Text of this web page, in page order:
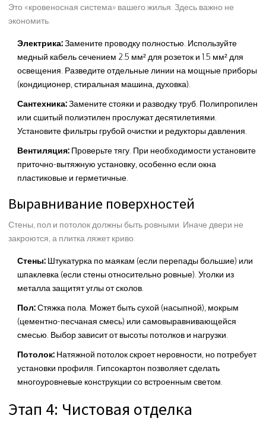
Это «кровеносная система» вашего жилья. Здесь важно не
экономить.
Электрика:Замените проводку полностью. Используйте
медный кабель сечением 2.5 мм² для розеток и 1.5 мм² для
освещения. Разведите отдельные линии на мощные приборы
(кондиционер, стиральная машина, духовка).
Сантехника:Замените стояки и разводку труб. Полипропилен
или сшитый полиэтилен прослужат десятилетиями.
Установите фильтры грубой очистки и редукторы давления.
Вентиляция: Проверьте тягу. При необходимости установите
приточно-вытяжную установку, особенно если окна
пластиковые и герметичные.
Выравнивание поверхностей
Стены, пол и потолок должны быть ровными. Иначе двери не
закроются, а плитка ляжет криво.
Стены: Штукатурка по маякам (если перепады большие) или
шпаклевка (если стены относительно ровные). Уголки из
металла защитят углы от сколов.
Пол:Стяжка пола. Может быть сухой (насыпной), мокрым
(цементно-песчаная смесь) или самовыравнивающейся
смесью. Выбор зависит от высоты потолков и нагрузки.
Потолок: Натяжной потолок скроет неровности, но потребует
установки профиля. Гипсокартон позволяет сделать
многоуровневые конструкции со встроенным светом.
Этап 4: Чистовая отделка